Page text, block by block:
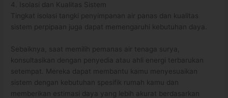
4. Isolasi dan Kualitas Sistem
Tingkat isolasi tangki penyimpanan air panas dan kualitas
sistem perpipaan juga dapat memengaruhi kebutuhan daya.
Sebaiknya, saat memilih pemanas air tenaga surya,
konsultasikan dengan penyedia atau ahli energi terbarukan
setempat. Mereka dapat membantu kamu menyesuaikan
sistem dengan kebutuhan spesifik rumah kamu dan
memberikan estimasi daya yang lebih akurat berdasarkan